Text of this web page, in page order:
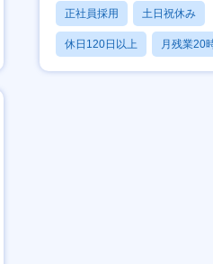
正社員採用 土日祝休み
休日120日以上 月残業20
賞与あり